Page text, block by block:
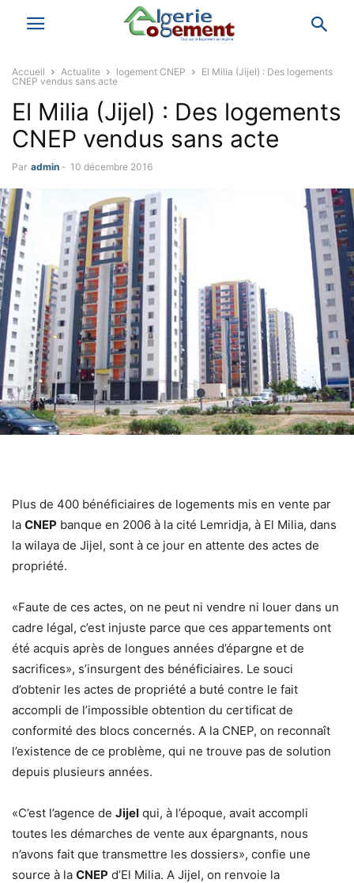
Accueil Actualite logement CNEP
El Milia (Jijel) : Des logements
CNEP vendus sans acte
El Milia (Jijel) : Des logements
CNEP vendus sans acte
Par admin - 10 décembre 2016
Plus de 400 bénéficiaires de logements mis en vente par
la CNEP banque en 2006 à la cité Lemridja, à El Milia, dans
la wilaya de Jijel, sont à ce jour en attente des actes de
propriété.
«Faute de ces actes, on ne peut ni vendre ni louer dans un
cadre légal, c’est injuste parce que ces appartements ont
été acquis après de longues années d’épargne et de
sacrifices», s’insurgent des bénéficiaires. Le souci
d’obtenir les actes de propriété a buté contre le fait
accompli de l’impossible obtention du certificat de
conformité des blocs concernés. A la CNEP, on reconnaît
l’existence de ce problème, qui ne trouve pas de solution
depuis plusieurs années.
«C’est l’agence de Jijel qui, à l’époque, avait accompli
toutes les démarches de vente aux épargnants, nous
n’avons fait que transmettre les dossiers», confie une
source à la CNEP d’El Milia. A Jijel, on renvoie la